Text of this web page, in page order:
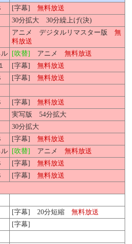
[字幕] 無料放送
30分拡大 30分繰上げ(決)
アニメ デジタルリマスター版 無
料放送
[吹替] アニメ 無料放送
[字幕] 無料放送
[字幕] 無料放送
[字幕] 無料放送
実写版 54分拡大
30分拡大
[字幕] 無料放送
[吹替] アニメ 無料放送
[字幕] 無料放送
[字幕] 無料放送
[字幕] 20分短縮 無料放送
[字幕]